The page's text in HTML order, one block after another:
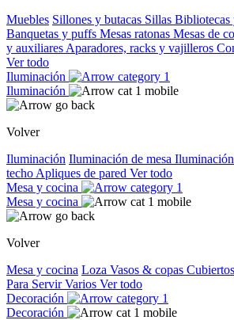
Muebles Sillones y butacas Sillas Bibliotecas
Banquetas y puffs Mesas ratonas Mesas de
y auxiliares Aparadores, racks y vajilleros
Ver todo
Iluminación
Iluminación
Volver
Iluminación Iluminación de mesa
techo Apliques de pared Ver todo
Mesa y cocina
Mesa y cocina
Volver
Mesa y cocina Loza Vasos & copas Cubiertos
Para ServirVarios Ver todo
Decoración
Decoración